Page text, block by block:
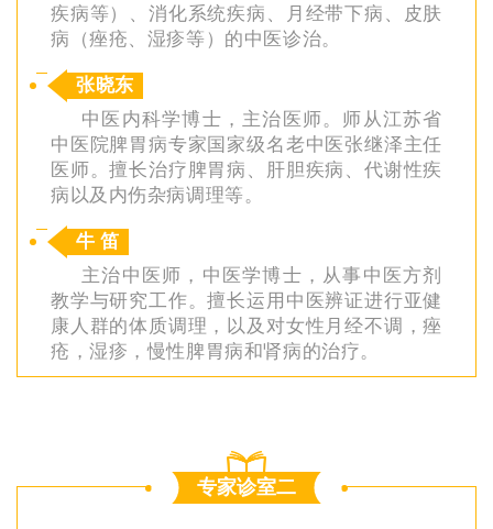
疾病等）、消化系统疾病、月经带下病、皮肤
病（痤疮、湿疹等）的中医诊治。
张晓东
中医内科学博士，主治医师。师从江苏省
中医院脾胃病专家国家级名老中医张继泽主任
医师。擅长治疗脾胃病、肝胆疾病、代谢性疾
病以及内伤杂病调理等。
牛 笛
主治中医师，中医学博士，从事中医方剂
教学与研究工作。擅长运用中医辨证进行亚健
康人群的体质调理，以及对女性月经不调，痤
疮，湿疹，慢性脾胃病和肾病的治疗。
专家诊室二